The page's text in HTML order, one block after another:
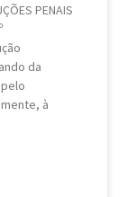
PENAIS
da
à